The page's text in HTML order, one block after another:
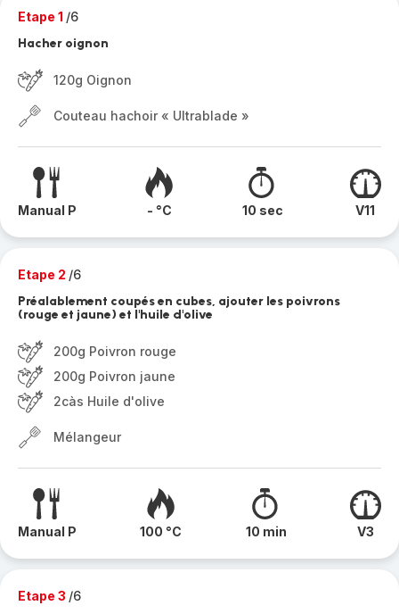
Etape 1 /6
Hacher oignon
120g Oignon
Couteau hachoir « Ultrablade »
Manual P - °C 10 sec V11
Etape 2 /6
Préalablement coupés en cubes, ajouter les poivrons
(rouge et jaune) et l'huile d'olive
200g Poivron rouge
200g Poivron jaune
2càs Huile d'olive
Mélangeur
Manual P 100 °C 10 min V3
Etape 3 /6